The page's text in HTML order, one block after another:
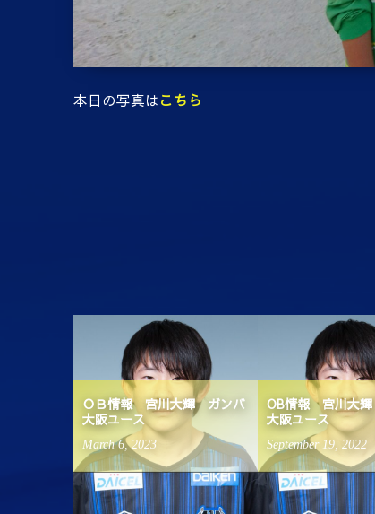
本日の写真はこちら
ＯＢ情報 宮川大輝 ガンバ
大阪ユース
March 6,2023
OB情報 宮川大
大阪ユース
September 19, 2022